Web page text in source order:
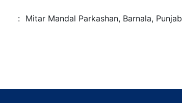
: Mitar Mandal Parkashan, Barnala, Punjab